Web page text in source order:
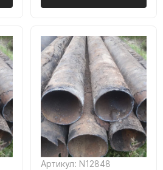
Артикул: N12848